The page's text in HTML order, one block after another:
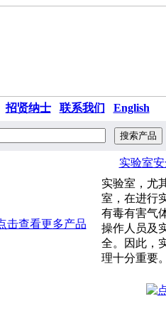
招贤纳士| 联系我们 English
实验室
实验室，尤
室，在进行
有毒有害气
操作人员及
全。因此，
理十分重要。